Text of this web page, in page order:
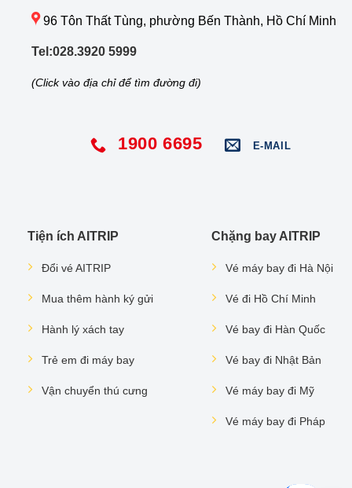
96 Tôn Thất Tùng, phường Bến Thành, Hồ Chí Minh
Tel:028.3920 5999
(Click vào địa chỉ để tìm đường đi)
1900 6695 E-MAIL
Tiện ích AITRIP
Đổi vé AITRIP
Mua thêm hành ký gửi
Hành lý xách tay
Trẻ em đi máy bay
Vận chuyển thú cưng
Chặng bay AITRIP
Vé máy bay đi Hà Nội
Vé đi Hồ Chí Minh
Vé bay đi Hàn Quốc
Vé bay đi Nhật Bản
Vé máy bay đi Mỹ
Vé máy bay đi Pháp